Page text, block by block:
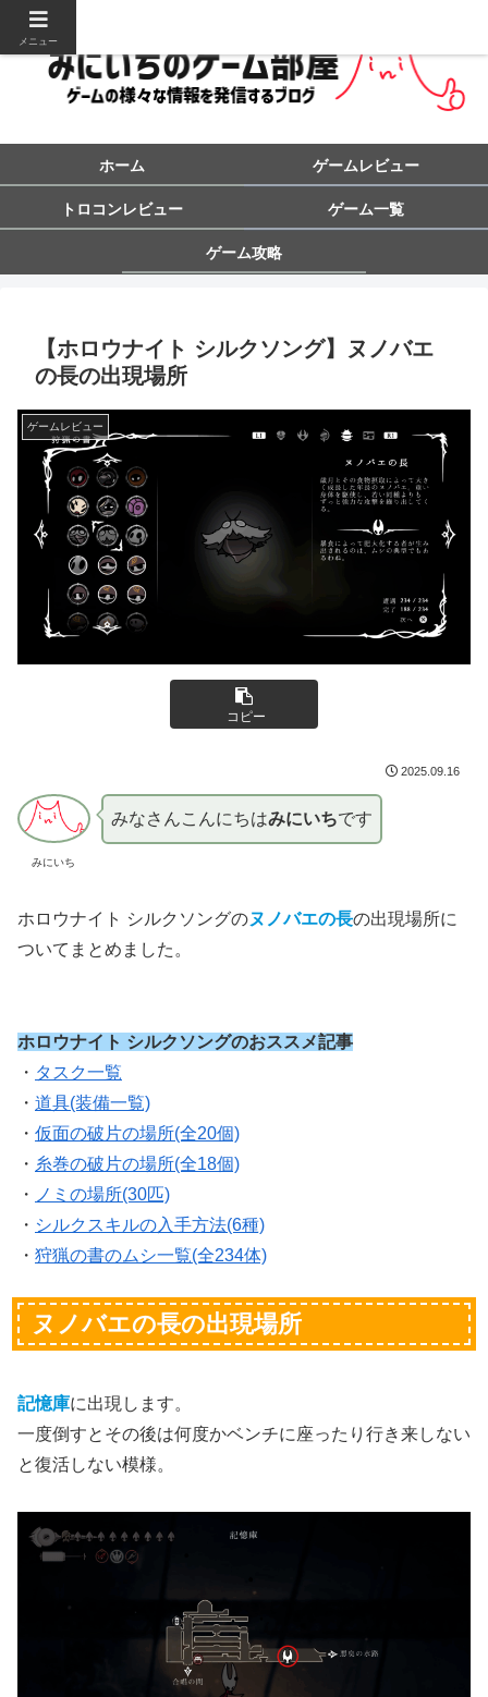
ホーム ゲームレビュー
トロコンレビュー ゲーム一覧
ゲーム攻略
【ホロウナイト シルクソング】ヌノバエ
の長の出現場所
ゲームレビュー
コピー
2025.09.16
みにいち
みなさんこんにちはみにいちです
ホロウナイト シルクソングのヌノバエの長の出現場所に
ついてまとめました。
ホロウナイト シルクソングのおススメ記事
・ タスク一覧
・ 道具(装備一覧)
・ 仮面の破片の場所(全20個)
・ 糸巻の破片の場所(全18個)
・ ノミの場所(30匹)
・ シルクスキルの入手方法(6種)
・ 狩猟の書のムシ一覧(全234体)
ヌノバエの長の出現場所
記憶庫に出現します。
一度倒すとその後は何度かベンチに座ったり行き来しない
と復活しない模様。
メニュー